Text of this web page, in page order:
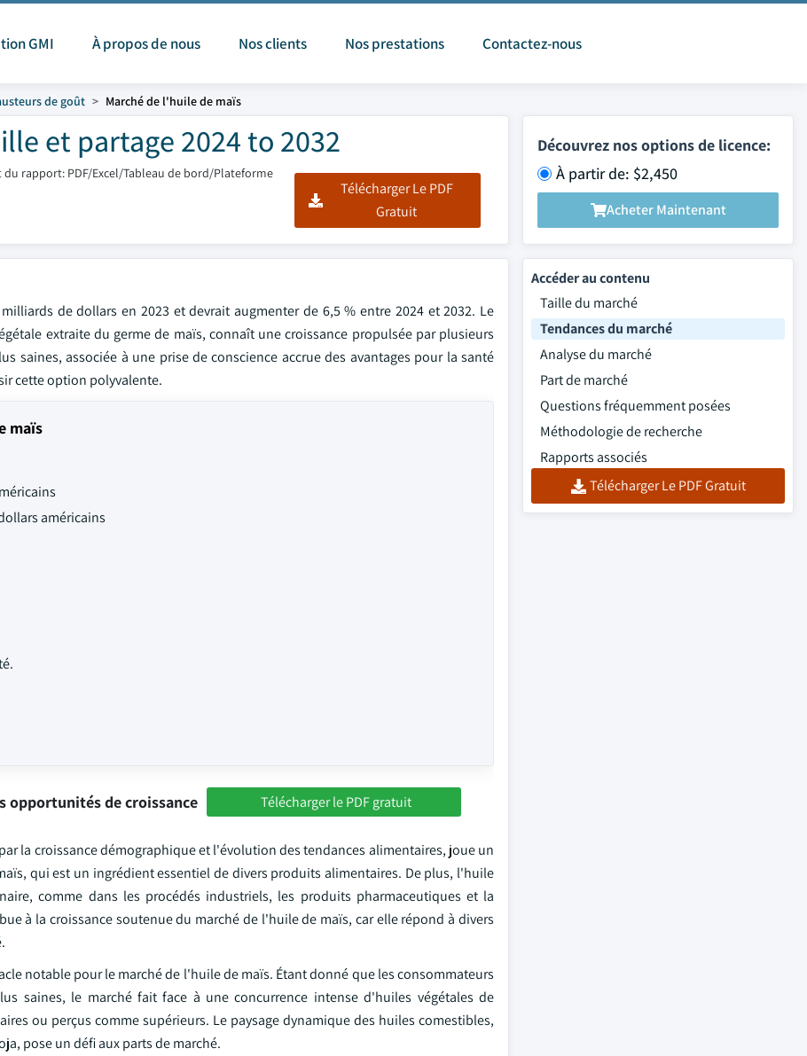
GMI À propos de nous Nos clients Nos prestations Contactez-nous
de goût Marché de l'huile de maïs
et partage 2024 to 2032
du rapport: PDF/Excel/Tableau de bord/Plateforme
Télécharger Le PDF
Gratuit
Découvrez nos options de licence:
À partir de: $2,450
Acheter Maintenant
de dollars en 2023 et devrait augmenter de 6,5 % entre 2024 et 2032. Le
extraite du germe de maïs, connaît une croissance propulsée par plusieurs
saines, associée à une prise de conscience accrue des avantages pour la santé
cette option polyvalente.
maïs
américains
opportunités de croissance Télécharger le PDF gratuit
la croissance démographique et l'évolution des tendances alimentaires, joue un
qui est un ingrédient essentiel de divers produits alimentaires. De plus, l'huile
comme dans les procédés industriels, les produits pharmaceutiques et la
à la croissance soutenue du marché de l'huile de maïs, car elle répond à divers
notable pour le marché de l'huile de maïs. Étant donné que les consommateurs
saines, le marché fait face à une concurrence intense d'huiles végétales de
ou perçus comme supérieurs. Le paysage dynamique des huiles comestibles,
pose un défi aux parts de marché.
Accéder au contenu
Taille du marché
Tendances du marché
Analyse du marché
Part de marché
Questions fréquemment posées
Méthodologie de recherche
Rapports associés
Télécharger Le PDF Gratuit